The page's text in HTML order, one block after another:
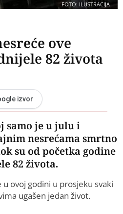
FOTO: ILUSTRACIJA
ove
82 života
izvor
samo je u julu i
nesrećama smrtno
su od početka godine
82 života.
u ovoj godini u prosjeku svaki
ugašen jedan život.